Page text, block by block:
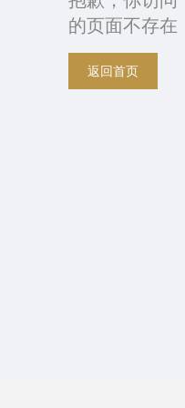
的页面不存在
返回首页